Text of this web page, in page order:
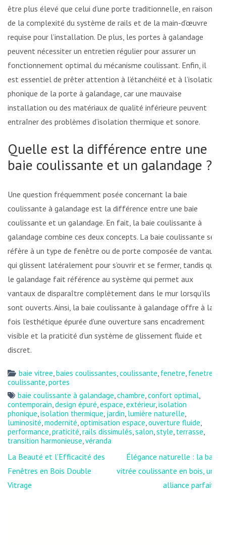
être plus élevé que celui d’une porte traditionnelle, en raison
de la complexité du système de rails et de la main-d’œuvre
requise pour l’installation. De plus, les portes à galandage
peuvent nécessiter un entretien régulier pour assurer un
fonctionnement optimal du mécanisme coulissant. Enfin, il
est essentiel de prêter attention à l’étanchéité et à l’isolation
phonique de la porte à galandage, car une mauvaise
installation ou des matériaux de qualité inférieure peuvent
entraîner des problèmes d’isolation thermique et sonore.
Quelle est la différence entre une
baie coulissante et un galandage ?
Une question fréquemment posée concernant la baie
coulissante à galandage est la différence entre une baie
coulissante et un galandage. En fait, la baie coulissante à
galandage combine ces deux concepts. La baie coulissante se
réfère à un type de fenêtre ou de porte composée de vantaux
qui glissent latéralement pour s’ouvrir et se fermer, tandis que
le galandage fait référence au système qui permet aux
vantaux de disparaître complètement dans le mur lorsqu’ils
sont ouverts. Ainsi, la baie coulissante à galandage offre à la
fois l’esthétique épurée d’une ouverture sans encadrement
visible et la praticité d’un système de glissement fluide et
discret.
baie vitree,baies coulissantes,coulissante, fenetre, fenetre
coulissante,portes
baie coulissante à galandage,chambre,confort optimal,
contemporain,design épuré,espace,extérieur,isolation
phonique,isolation thermique, jardin, lumière naturelle,
luminosité,modernité,optimisation espace,ouverture fluide,
performance,praticité,rails dissimulés,salon,style, terrasse,
transition harmonieuse,véranda
Navigation
de
l’article
La Beauté et l’Efficacité des
Fenêtres en Bois Double
Vitrage
Élégance naturelle : la baie
vitrée coulissante en bois, une
alliance parfaite